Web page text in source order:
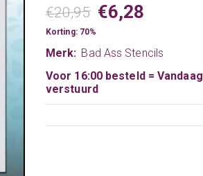
€20,95 €6,28
Korting: 70%
Merk: Bad Ass Stencils
Voor 16:00 besteld = Vandaag
verstuurd